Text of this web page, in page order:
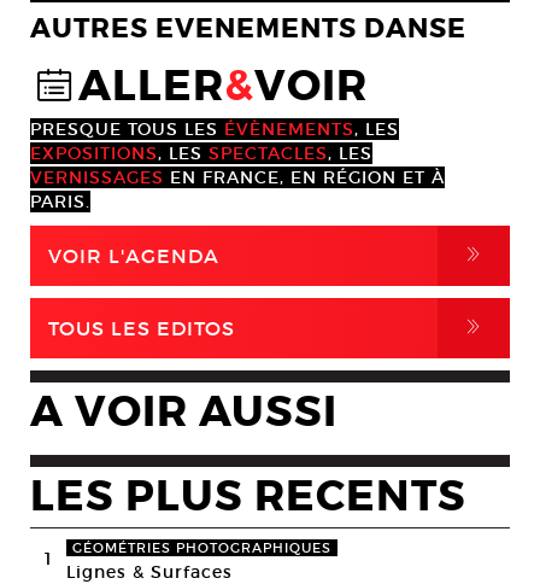
AUTRES EVENEMENTS DANSE
@ALLER&VOIR
PRESQUE TOUS LES ÉVÈNEMENTS, LES
EXPOSITIONS, LES SPECTACLES, LES
VERNISSAGES EN FRANCE, EN RÉGION ET À
PARIS.
VOIR L'AGENDA ,
TOUS LES EDITOS ,
A VOIR AUSSI
LES PLUS RECENTS
1 GÉOMÉTRIES PHOTOGRAPHIQUES
Lignes & Surfaces